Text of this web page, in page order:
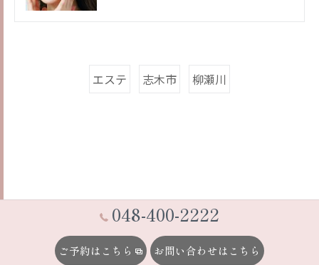
エステ 志木市 柳瀬川
048-400-2222
ご予約はこちら お問い合わせはこちら